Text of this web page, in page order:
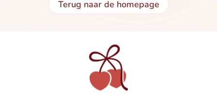
Terug naar de homepage